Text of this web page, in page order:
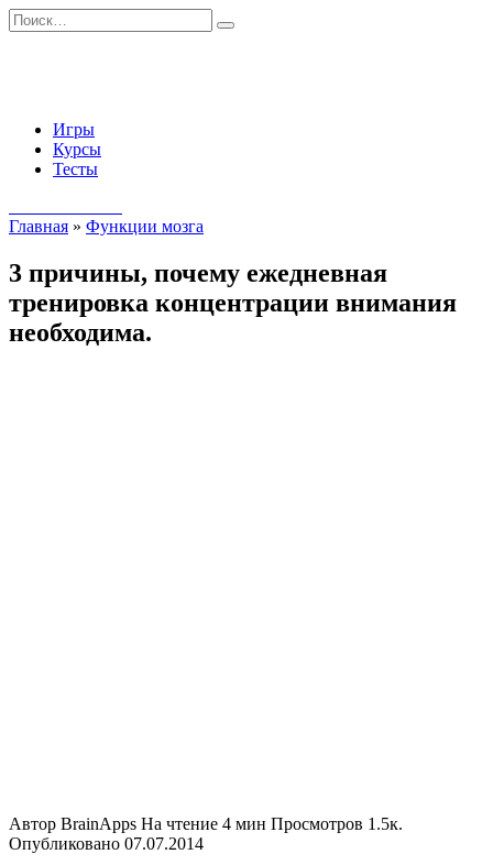
Перейти
к
Search
for:
Игры
Курсы
Тесты
Главная » Функции мозга
3 причины, почему ежедневная
тренировка концентрации внимания
необходима.
Автор BrainApps На чтение 4 мин Просмотров 1.5к.
Опубликовано 07.07.2014